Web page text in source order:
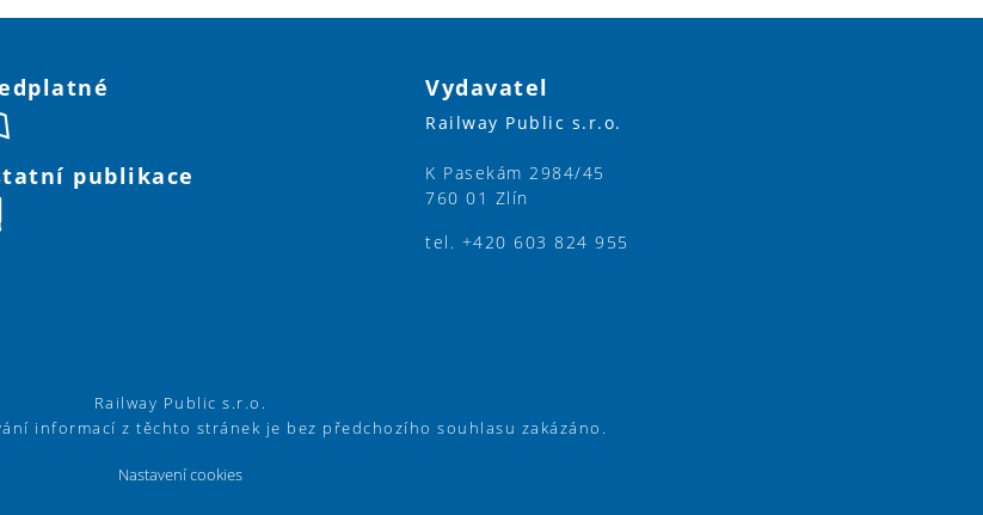
publikace
Vydavatel
Railway Public s.r.o.
K Pasekám 2984/45
760 01 Zlín
tel. +420 603 824 955
Railway Public s.r.o.
informací z těchto stránek je bez předchozího souhlasu zakázáno.
Nastavení cookies